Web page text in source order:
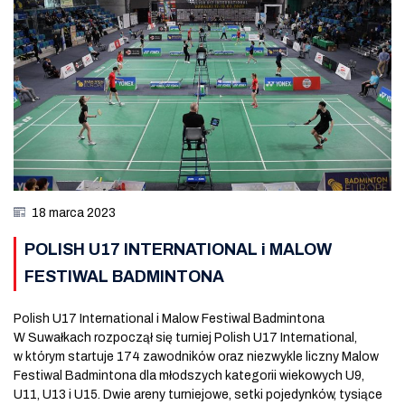
18 marca 2023
POLISH U17 INTERNATIONAL i MALOW
FESTIWAL BADMINTONA
Polish U17 International i Malow Festiwal Badmintona
W Suwałkach rozpoczął się turniej Polish U17 International,
w którym startuje 174 zawodników oraz niezwykle liczny Malow
Festiwal Badmintona dla młodszych kategorii wiekowych U9,
U11, U13 i U15. Dwie areny turniejowe, setki pojedynków, tysiące